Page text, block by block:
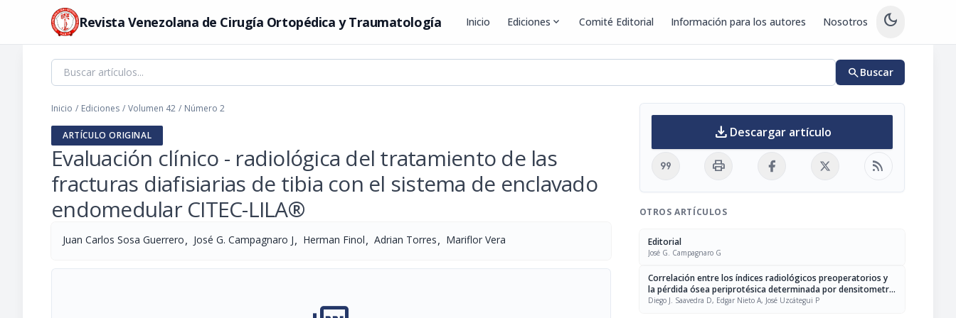
Revista Venezolana de Cirugía Ortopédica y Traumatología Inicio Ediciones expand_more Comité Editorial Información para los autores Nosotros dark_mode
searchBuscar
Inicio / Ediciones / Volumen 42 / Número 2
ARTÍCULO ORIGINAL
Evaluación clínico - radiológica del tratamiento de las
fracturas diafisiarias de tibia con el sistema de enclavado
endomedular CITEC-LILA®
Juan Carlos Sosa Guerrero, José G. Campagnaro J, Herman Finol, Adrian Torres, Mariflor Vera
download Descargar artículo
format_quote print rss_feed
OTROS ARTÍCULOS
Editorial
José G. Campagnaro G
Correlación entre los índices radiológicos preoperatorios y
la pérdida ósea periprotésica determinada por densitometría
ósea en artroplastia total de cadera no cementada IAHULA
Diego J. Saavedra D, Edgar Nieto A, José Uzcátegui P